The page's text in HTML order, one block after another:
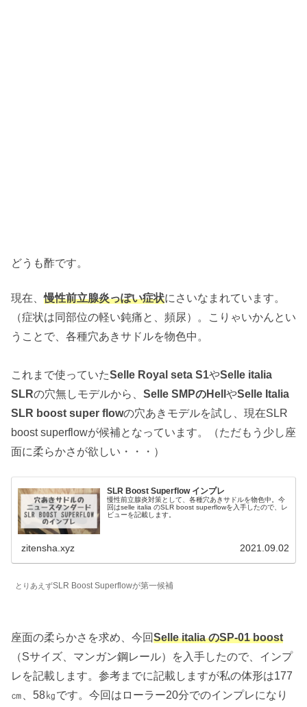
どうも酢です。
現在、慢性前立腺炎っぽい症状にさいなまれています。
（症状は同部位の軽い鈍痛と、頻尿）。こりゃいかんとい
うことで、各種穴あきサドルを物色中。
これまで使っていたSelle Royal seta S1やSelle italia
SLRの穴無しモデルから、 Selle SMPのHell やSelle Italia
SLR boost super flowの穴あきモデルを試し、現在SLR
boost superflowが候補となっています。（ただもう少し座
面に柔らかさが欲しい・・・）
SLR Boost Superflow インプレ
慢性前立腺炎対策として、各種穴あきサドルを物色中。今
回はselle italia のSLR boost superflowを入手したので、レ
ビューを記載します。
zitensha.xyz 2021.09.02
とりあえずSLR Boost Superflowが第一候補
座面の柔らかさを求め、今回Selle italia のSP-01 boost
（Sサイズ、マンガン鋼レール）を入手したので、インプ
レを記載します。参考までに記載しますが私の体形は177
㎝、58㎏です。今回はローラー20分でのインプレになり